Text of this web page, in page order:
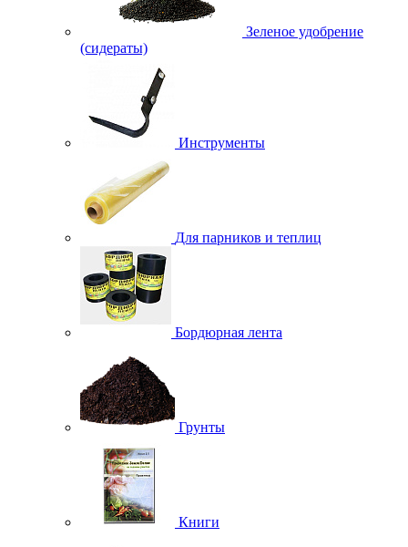
Зеленое удобрение
(сидераты)
Инструменты
Для парников и теплиц
Бордюрная лента
Грунты
Книги